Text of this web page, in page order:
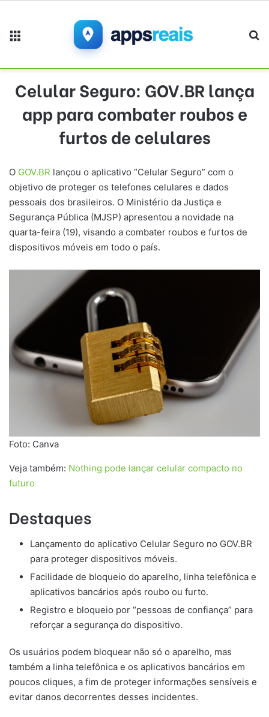
Celular Seguro: GOV.BR lança
app para combater roubos e
furtos de celulares
O GOV.BR lançou o aplicativo “Celular Seguro” com o
objetivo de proteger os telefones celulares e dados
pessoais dos brasileiros. O Ministério da Justiça e
Segurança Pública (MJSP) apresentou a novidade na
quarta-feira (19), visando a combater roubos e furtos de
dispositivos móveis em todo o país.
Foto: Canva
Veja também: Nothing pode lançar celular compacto no
futuro
Destaques
Lançamento do aplicativo Celular Seguro no GOV.BR
para proteger dispositivos móveis.
Facilidade de bloqueio do aparelho, linha telefônica e
aplicativos bancários após roubo ou furto.
Registro e bloqueio por “pessoas de confiança” para
reforçar a segurança do dispositivo.
Os usuários podem bloquear não só o aparelho, mas
também a linha telefônica e os aplicativos bancários em
poucos cliques, a fim de proteger informações sensíveis e
evitar danos decorrentes desses incidentes.